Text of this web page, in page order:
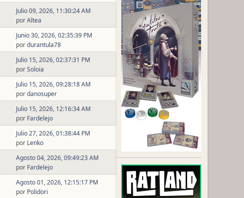
Julio 09, 2026, 11:30:24 AM
porAltea
Junio 30, 2026, 02:35:39 PM
pordurantula78
Julio 15, 2026, 02:37:31 PM
porSoloia
Julio 15, 2026, 09:28:18 AM
pordanosuper
Julio 15, 2026, 12:16:34 AM
por Fardelejo
Julio 27, 2026, 01:38:44 PM
por Lenko
Agosto 04, 2026, 09:49:23 AM
por Fardelejo
Agosto 01, 2026, 12:15:17 PM
por Polidori